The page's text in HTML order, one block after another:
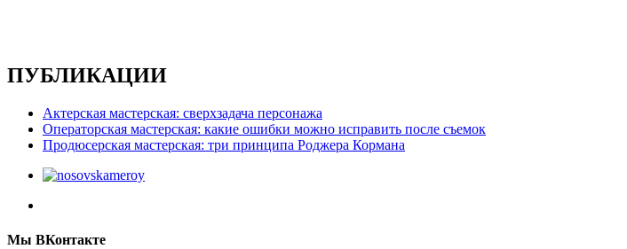
ПУБЛИКАЦИИ
Актерская мастерская: сверхзадача персонажа
Операторская мастерская: какие ошибки можно исправить после съемок
Продюсерская мастерская: три принципа Роджера Кормана
Мы ВКонтакте